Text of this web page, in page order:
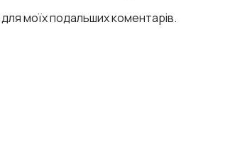
моїх подальших коментарів.